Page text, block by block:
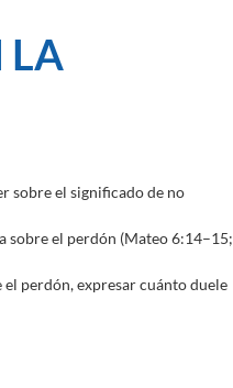
LA
sobre el significado de no
sobre el perdón (Mateo 6:14–15;
perdón, expresar cuánto duele